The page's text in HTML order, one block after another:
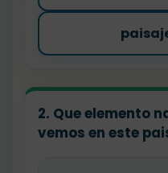
2. Que elemento
vemos en este